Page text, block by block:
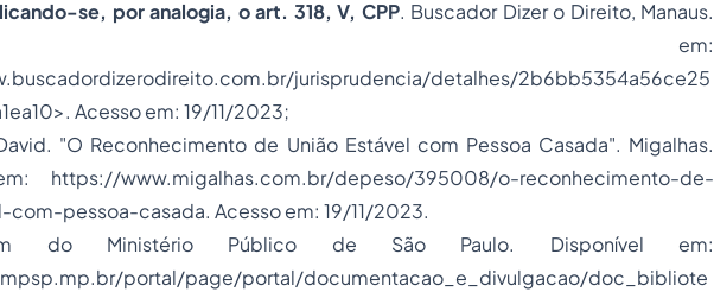
se, por analogia, o art. 318, V, CPP. Buscador Dizer o Direito, Manaus.
em:
jurisprudencia/detalhes/2b6bb5354a56ce25
Acesso em: 19/11/2023;
"O Reconhecimento de União Estável com Pessoa Casada". Migalhas.
https://www.migalhas.com.br/depeso/395008/o-reconhecimento-de-
com-pessoa-casada. Acesso em: 19/11/2023.
do Ministério Público de São Paulo. Disponível em:
portal/page/portal/documentacao_e_divulgacao/doc_bibliote